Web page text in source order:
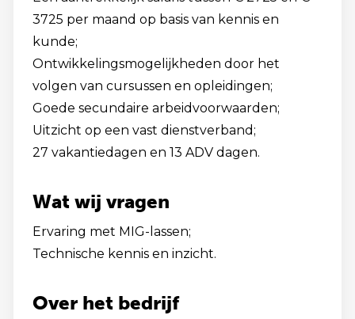
3725 per maand op basis van kennis en
kunde;
Ontwikkelingsmogelijkheden door het
volgen van cursussen en opleidingen;
Goede secundaire arbeidvoorwaarden;
Uitzicht op een vast dienstverband;
27 vakantiedagen en 13 ADV dagen.
Wat wij vragen
Ervaring met MIG-lassen;
Technische kennis en inzicht.
Over het bedrijf